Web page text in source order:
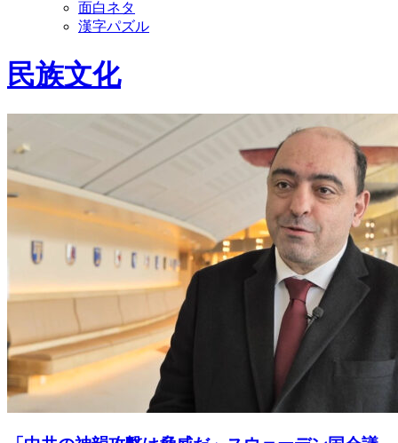
面白ネタ
漢字パズル
民族文化